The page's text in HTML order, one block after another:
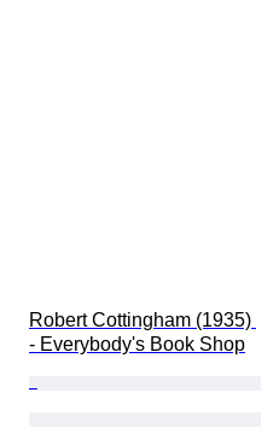
Robert Cottingham (1935)
- Everybody's Book Shop